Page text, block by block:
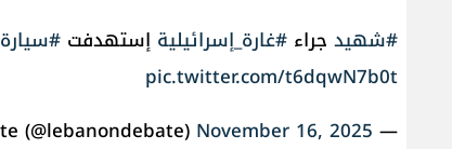
#شهيد جراء #غارة_إسرائيلية إستهدفت #سيارة
pic.twitter.com/t6dqwN7b0t
— Lebanon Debate (@lebanondebate)
November 16, 2025